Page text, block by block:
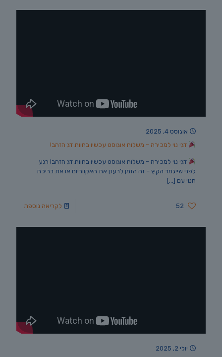
אוגוסט 4, 2025
דגי נוי למכירה – משלוח אוגוסט עכשיו בחוות דג הזהב!
דגי נוי למכירה – משלוח אוגוסט עכשיו בחוות דג הזהב! רגע
לפני שייגמר הקיץ – זה הזמן לרענן את האקווריום או את בריכת
הנוי עם […]
52 לקריאה נוספת
יולי 2, 2025